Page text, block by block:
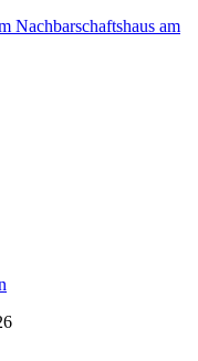
Nachbarschaftshaus am